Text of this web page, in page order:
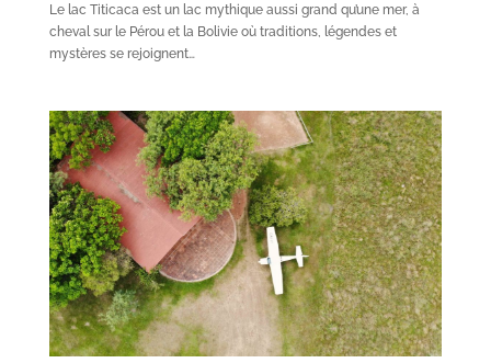
Le lac Titicaca est un lac mythique aussi grand qu’une mer, à
cheval sur le Pérou et la Bolivie où traditions, légendes et
mystères se rejoignent…